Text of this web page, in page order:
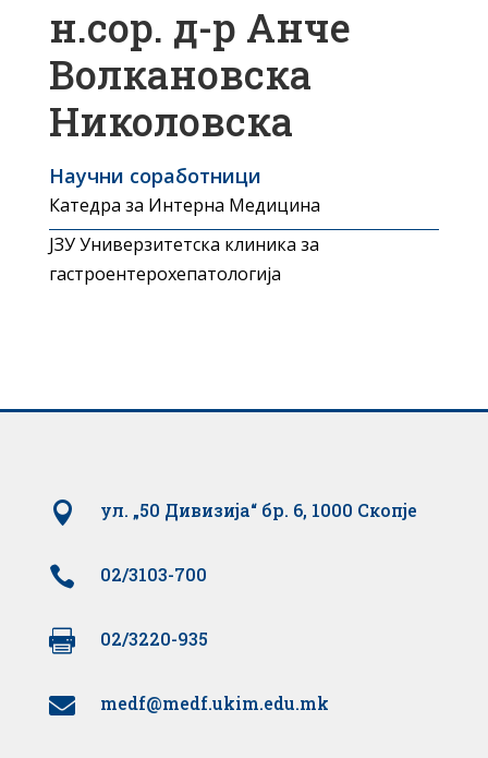
н.сор. д-р Анче
Волкановска
Николовска
Научни соработници
Катедра за Интерна Медицина
ЈЗУ Универзитетска клиника за
гастроентерохепатологија
 ул. „50 Дивизија“ бр. 6, 1000 Скопје
 02/3103-700
 02/3220-935
 medf@medf.ukim.edu.mk